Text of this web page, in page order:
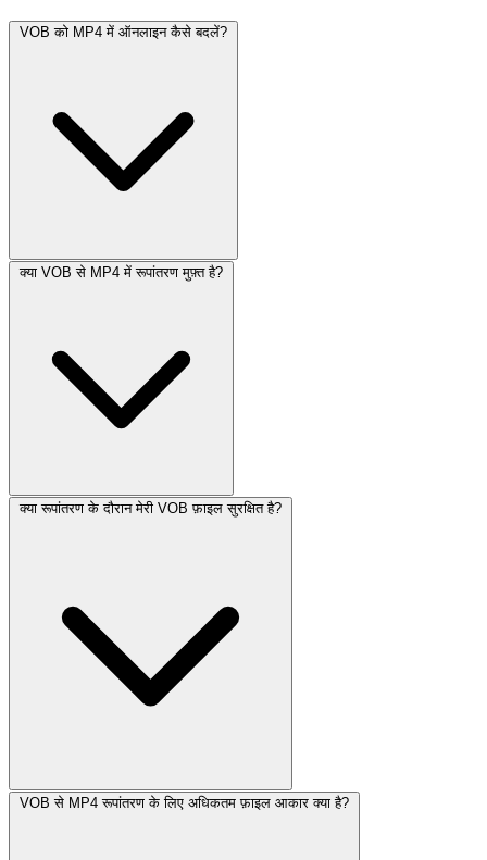
VOB को MP4 में ऑनलाइन कैसे बदलें?
क्या VOB से MP4 में रूपांतरण मुफ़्त है?
क्या रूपांतरण के दौरान मेरी VOB फ़ाइल सुरक्षित है?
VOB से MP4 रूपांतरण के लिए अधिकतम फ़ाइल आकार क्या है?